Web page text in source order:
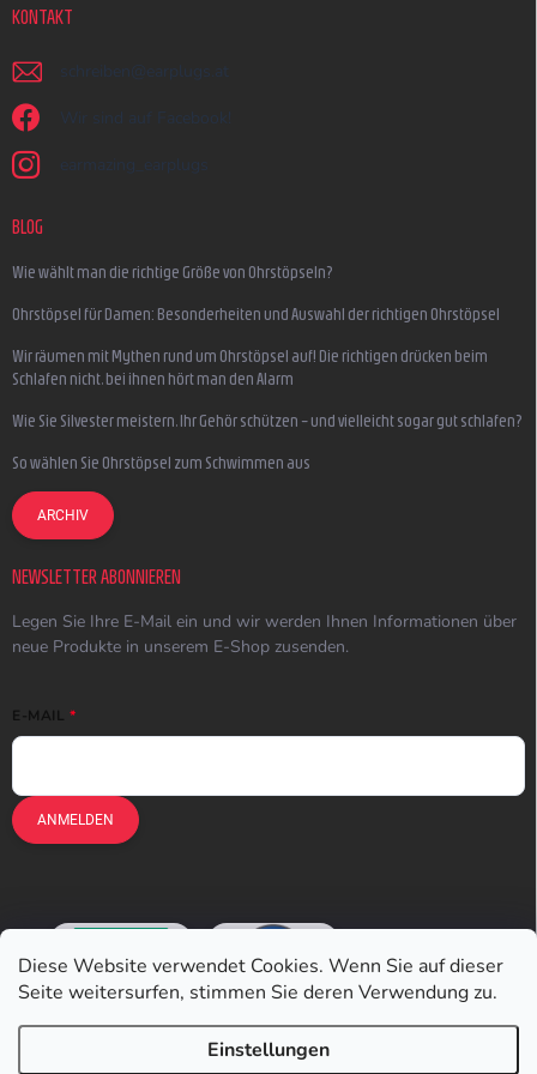
Diese Website verwendet Cookies. Wenn Sie auf dieser
Seite weitersurfen, stimmen Sie deren Verwendung zu.
Einstellungen
KONTAKT
schreiben @ earplugs.at
Wir sind auf Facebook!
earmazing_earplugs
BLOG
Wie wählt man die richtige Größe von Ohrstöpseln?
Ohrstöpsel für Damen: Besonderheiten und Auswahl der richtigen Ohrstöpsel
Wir räumen mit Mythen rund um Ohrstöpsel auf! Die richtigen drücken beim
Schlafen nicht, bei ihnen hört man den Alarm
Wie Sie Silvester meistern, Ihr Gehör schützen – und vielleicht sogar gut schlafen?
So wählen Sie Ohrstöpsel zum Schwimmen aus
ARCHIV
NEWSLETTER ABONNIEREN
Legen Sie Ihre E-Mail ein und wir werden Ihnen Informationen über
neue Produkte in unserem E-Shop zusenden.
E-MAIL
ANMELDEN